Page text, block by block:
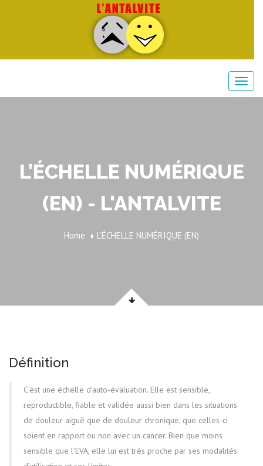
L’ÉCHELLE NUMÉRIQUE
(EN) - L'ANTALVITE
Home L’ÉCHELLE NUMÉRIQUE (EN)
Définition
C’est une échelle d’auto-évaluation. Elle est sensible,
reproductible, fiable et validée aussi bien dans les situations
de douleur aiguë que de douleur chronique, que celles-ci
soient en rapport ou non avec un cancer. Bien que moins
sensible que l’EVA, elle lui est très proche par ses modalités